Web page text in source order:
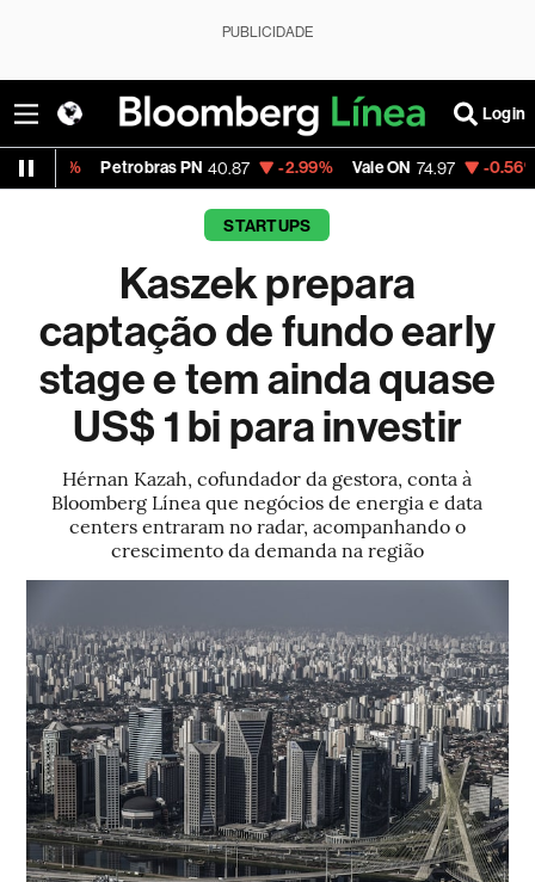
PUBLICIDADE
Login
PN 40.87 -2.99% Vale ON 74.97 -0.56% Itaú PN
STARTUPS
Kaszek prepara
captação de fundo early
stage e tem ainda quase
US$ 1 bi para investir
Hérnan Kazah, cofundador da gestora, conta à
Bloomberg Línea que negócios de energia e data
centers entraram no radar, acompanhando o
crescimento da demanda na região